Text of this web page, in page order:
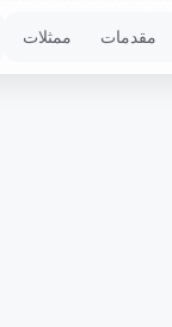
مقدمات ممثلات